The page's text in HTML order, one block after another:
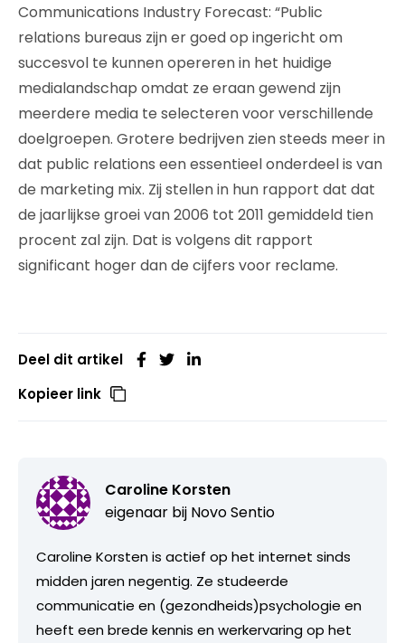
Communications Industry Forecast: “Public
relations bureaus zijn er goed op ingericht om
succesvol te kunnen opereren in het huidige
medialandschap omdat ze eraan gewend zijn
meerdere media te selecteren voor verschillende
doelgroepen. Grotere bedrijven zien steeds meer in
dat public relations een essentieel onderdeel is van
de marketing mix. Zij stellen in hun rapport dat dat
de jaarlijkse groei van 2006 tot 2011 gemiddeld tien
procent zal zijn. Dat is volgens dit rapport
significant hoger dan de cijfers voor reclame.
Deel dit artikel
Kopieer link
Caroline Korsten
eigenaar bij Novo Sentio
Caroline Korsten is actief op het internet sinds
midden jaren negentig. Ze studeerde
communicatie en (gezondheids)psychologie en
heeft een brede kennis en werkervaring op het